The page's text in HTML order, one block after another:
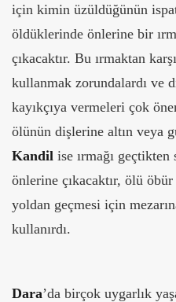
için kimin üzüldüğünün
öldüklerinde önlerine bir
çıkacaktır. Bu ırmaktan
kullanmak zorundalardı ve
kayıkçıya vermeleri çok
ölünün dişlerine altın veya
Kandil ise ırmağı
önlerine çıkacaktır, ölü
yoldan geçmesi için
kullanırdı.
Dara’da birçok uygarlık